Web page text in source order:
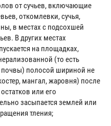
от сучьев, включающие
откомлевки, сучья,
в местах с подсохшей
В других местах
на площадках,
(то есть
полосой шириной не
мангал, жаровня) после
или его
засыпается землей или
тления;